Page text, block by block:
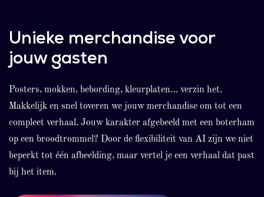
Unieke merchandise voor
jouw gasten
Posters, mokken, bebording, kleurplaten… verzin het.
Makkelijk en snel toveren we jouw merchandise om tot een
compleet verhaal. Jouw karakter afgebeeld met een boterham
op een broodtrommel? Door de flexibiliteit van AI zijn we niet
beperkt tot één afbeelding, maar vertel je een verhaal dat past
bij het item.